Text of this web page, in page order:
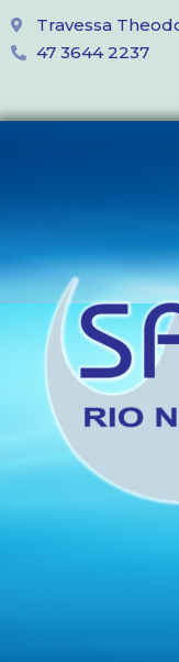
Travessa
47 3644 2237